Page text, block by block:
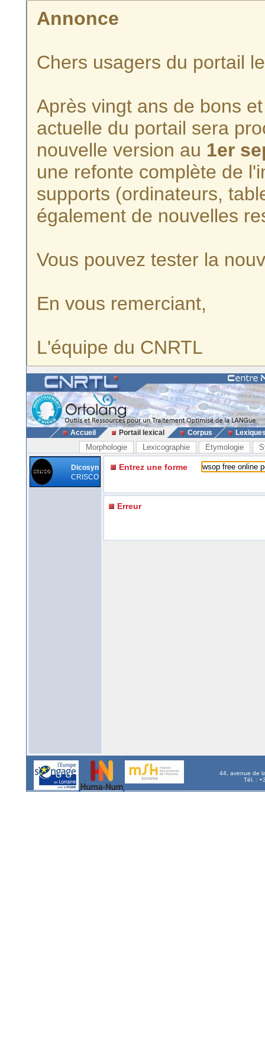
Annonce
Chers usagers du portail
Après vingt ans de bons
actuelle du portail sera
nouvelle version au 1er
une refonte complète de
supports (ordinateurs,
également de nouvelles
Vous pouvez tester la
En vous remerciant,
L'équipe du CNRTL
Accueil Portail lexical Corpus
Morphologie Lexicographie Etymologie
Dicosyn
CRISCO
Entrez une forme
Erreur
44, avenue de
Tél. :